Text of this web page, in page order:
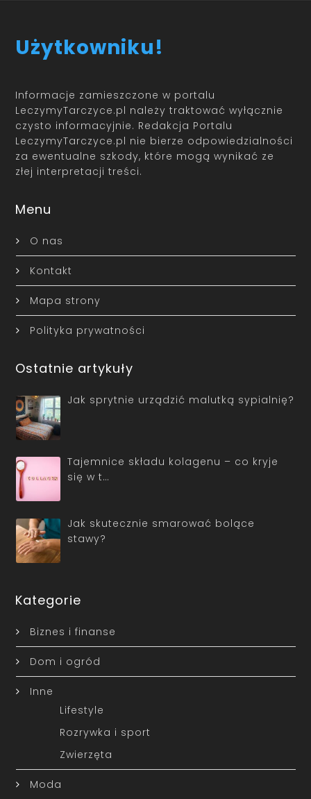
Użytkowniku!
Informacje zamieszczone w portalu
LeczymyTarczyce.pl należy traktować wyłącznie
czysto informacyjnie. Redakcja Portalu
LeczymyTarczyce.pl nie bierze odpowiedzialności
za ewentualne szkody, które mogą wynikać ze
złej interpretacji treści.
Menu
O nas
Kontakt
Mapa strony
Polityka prywatności
Ostatnie artykuły
Jak sprytnie urządzić malutką sypialnię?
Tajemnice składu kolagenu – co kryje
się w t…
Jak skutecznie smarować bolące
stawy?
Kategorie
Biznes i finanse
Dom i ogród
Inne
Lifestyle
Rozrywka i sport
Zwierzęta
Moda